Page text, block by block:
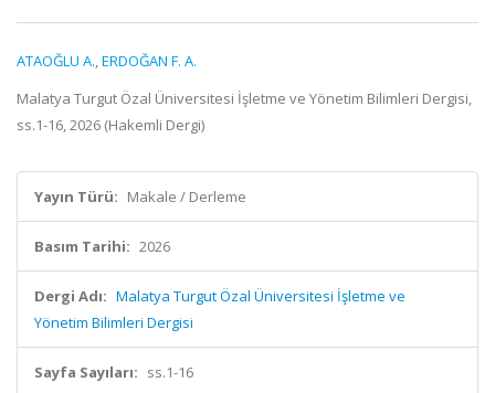
ATAOĞLU A.,ERDOĞAN F. A.
Malatya Turgut Özal Üniversitesi İşletme ve Yönetim Bilimleri Dergisi,
ss.1-16, 2026 (Hakemli Dergi)
Yayın Türü: Makale / Derleme
Basım Tarihi: 2026
Dergi Adı: Malatya Turgut Özal Üniversitesi İşletme ve
Yönetim Bilimleri Dergisi
Sayfa Sayıları: ss.1-16